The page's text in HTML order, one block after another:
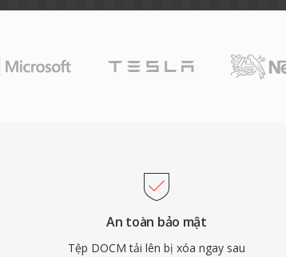
An toàn bảo mật
Tệp DOCM tải lên bị xóa ngay sau